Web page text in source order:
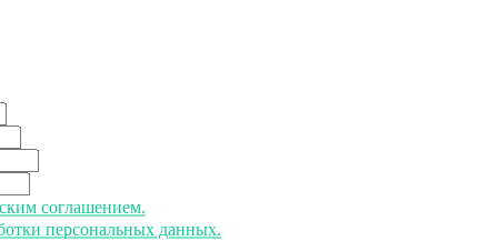
соглашением.
персональных данных.